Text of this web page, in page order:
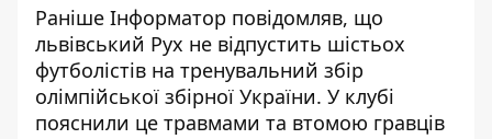
Раніше Інформатор повідомляв, що
львівський Рух не відпустить шістьох
футболістів на тренувальний збір
олімпійської збірної України. У клубі
пояснили це травмами та втомою гравців